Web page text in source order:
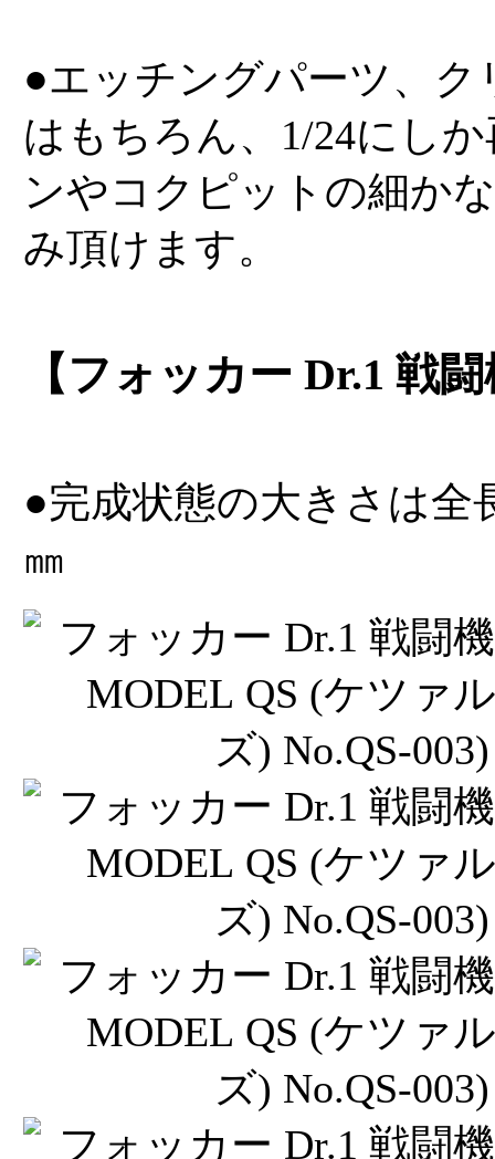
●エッチングパーツ、ク
はもちろん、1/24にし
ンやコクピットの細か
み頂けます。
【フォッカー Dr.1 戦
●完成状態の大きさは全
㎜